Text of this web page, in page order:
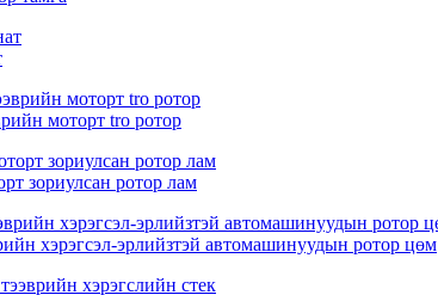
моторт tro ротор
зориулсан ротор лам
хэрэгсэл-эрлийзтэй автомашинуудын ротор цөм